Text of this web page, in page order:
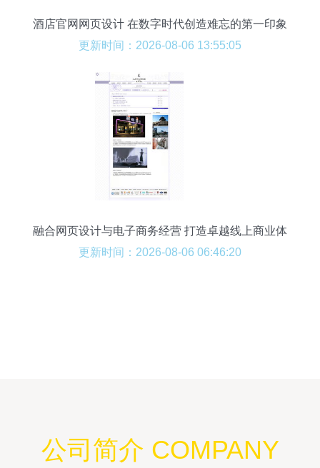
酒店官网网页设计 在数字时代创造难忘的第一印象
更新时间：2026-08-06 13:55:05
融合网页设计与电子商务经营 打造卓越线上商业体
验
更新时间：2026-08-06 06:46:20
公司简介 COMPANY